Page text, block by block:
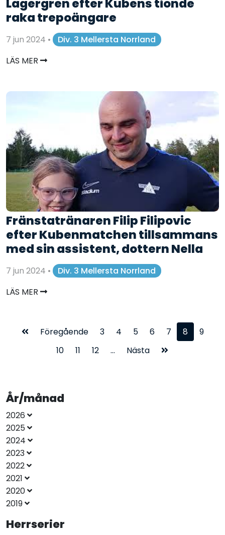
Lagergren efter Kubens tionde
raka trepoängare
7 jun 2024 •
Div. 3 Mellersta Norrland
LÄS MER
Fränstatränaren Filip Filipovic
efter Kubenmatchen tillsammans
med sin assistent, dottern Nella
7 jun 2024 •
Div. 3 Mellersta Norrland
LÄS MER
Föregående 3 4 5 6 7 8
9
10
11 12 ... Nästa
År/månad
2026
2025
2024
2023
2022
2021
2020
2019
Herrserier